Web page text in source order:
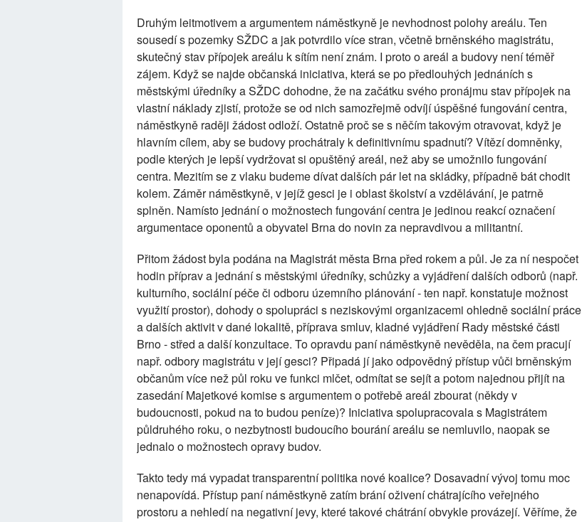
Druhým leitmotivem a argumentem náměstkyně je nevhodnost polohy areálu. Ten
sousedí s pozemky SŽDC a jak potvrdilo více stran, včetně brněnského magistrátu,
skutečný stav přípojek areálu k sítím není znám. I proto o areál a budovy není téměř
zájem. Když se najde občanská iniciativa, která se po předlouhých jednáních s
městskými úředníky a SŽDC dohodne, že na začátku svého pronájmu stav přípojek na
vlastní náklady zjistí, protože se od nich samozřejmě odvíjí úspěšné fungování centra,
náměstkyně raději žádost odloží. Ostatně proč se s něčím takovým otravovat, když je
hlavním cílem, aby se budovy prochátraly k definitivnímu spadnutí? Vítězí domněnky,
podle kterých je lepší vydržovat si opuštěný areál, než aby se umožnilo fungování
centra. Mezitím se z vlaku budeme dívat dalších pár let na skládky, případně bát chodit
kolem. Záměr náměstkyně, v jejíž gesci je i oblast školství a vzdělávání, je patrně
splněn. Namísto jednání o možnostech fungování centra je jedinou reakcí označení
argumentace oponentů a obyvatel Brna do novin za nepravdivou a militantní.
Přitom žádost byla podána na Magistrát města Brna před rokem a půl. Je za ní nespočet
hodin příprav a jednání s městskými úředníky, schůzky a vyjádření dalších odborů (např.
kulturního, sociální péče či odboru územního plánování - ten např. konstatuje možnost
využití prostor), dohody o spolupráci s neziskovými organizacemi ohledně sociální práce
a dalších aktivit v dané lokalitě, příprava smluv, kladné vyjádření Rady městské části
Brno - střed a další konzultace. To opravdu paní náměstkyně nevěděla, na čem pracují
např. odbory magistrátu v její gesci? Připadá jí jako odpovědný přístup vůči brněnským
občanům více než půl roku ve funkci mlčet, odmítat se sejít a potom najednou přijít na
zasedání Majetkové komise s argumentem o potřebě areál zbourat (někdy v
budoucnosti, pokud na to budou peníze)? Iniciativa spolupracovala s Magistrátem
půldruhého roku, o nezbytnosti budoucího bourání areálu se nemluvilo, naopak se
jednalo o možnostech opravy budov.
Takto tedy má vypadat transparentní politika nové koalice? Dosavadní vývoj tomu moc
nenapovídá. Přístup paní náměstkyně zatím brání oživení chátrajícího veřejného
prostoru a nehledí na negativní jevy, které takové chátrání obvykle provázejí. Věříme, že